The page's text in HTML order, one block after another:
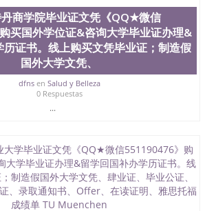
有来自世界各地的成百上千的海外学
至今，这是一所在世界上享有学术地
机会和影响力的高等教育机构，并获
育质量的核心代表。其计算机系与会
今美国大学教学排名中表现优异。其毕
其所处地域的世界硅谷中心得到工作
谷公司甚至在学生大三和大四的学期提
的实习机会。无论是加州大学系统
州立大学系统(CSU), 圣何塞州立大学
要科技中心。约有学生三万人，超过
和65个硕士学科，并有来自世界60余
读。其有名的科系如计算机科学，电
管理学，艺术设计，和航空学等，深
评；而各种大学部和研究所的商学课程
商学院毕业证文凭《QQ★微信
买国外学位证&咨询大学毕业证办理&
历证书。线上购买文凭毕业证；制造假
国外大学文凭、
dfnsen Salud y Belleza
0 Respuestas
...